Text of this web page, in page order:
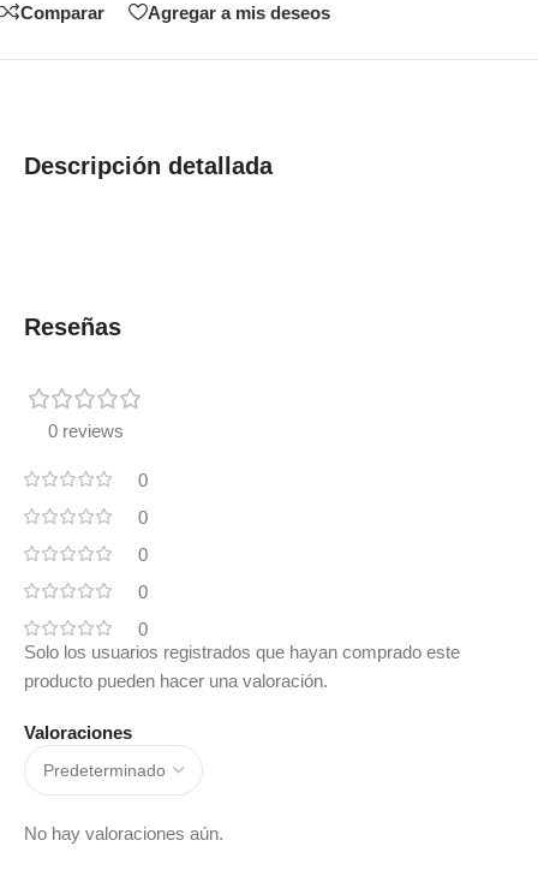
Comparar Agregar a mis deseos
Descripción detallada
Reseñas
0 reviews
0
0
0
0
0
Valoraciones
No hay valoraciones aún.
Solo los usuarios registrados que hayan comprado este
producto pueden hacer una valoración.